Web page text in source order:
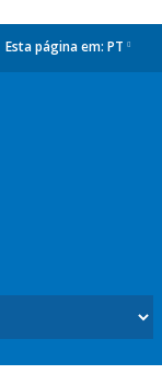
Esta página em: PT